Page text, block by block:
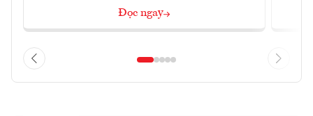
Đọc ngay